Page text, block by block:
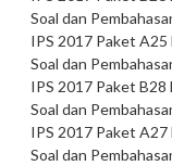
Soal dan
IPS 2017 Paket A25
Soal dan
IPS 2017 Paket B28
Soal dan
IPS 2017 Paket A27
Soal dan